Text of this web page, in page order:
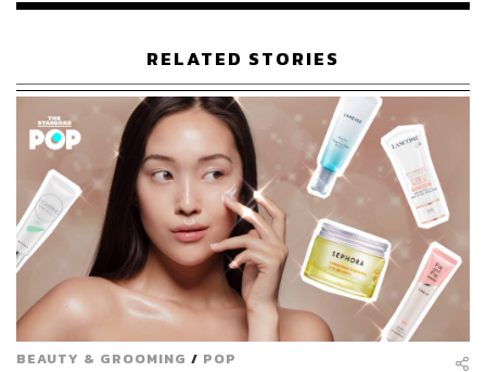
1.Etude House Glow On Base Hydra (Blossom Picnic)
(680 บาท)
RELATED STORIES
BEAUTY & GROOMING / POP